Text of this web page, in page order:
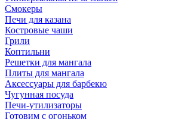
Смокеры
Печи для казана
Костровые чаши
Грили
Коптильни
Решетки для мангала
Плиты для мангала
Аксессуары для барбекю
Чугунная посуда
Печи-утилизаторы
Готовим с огоньком